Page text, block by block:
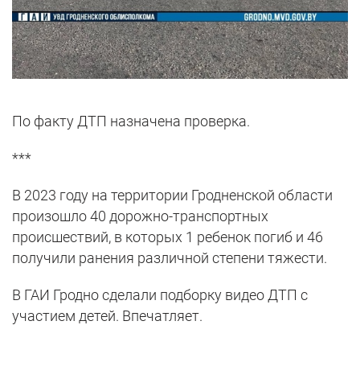
По факту ДТП назначена проверка.
***
В 2023 году на территории Гродненской области
произошло 40 дорожно-транспортных
происшествий, в которых 1 ребенок погиб и 46
получили ранения различной степени тяжести.
В ГАИ Гродно сделали подборку видео ДТП с
участием детей. Впечатляет.